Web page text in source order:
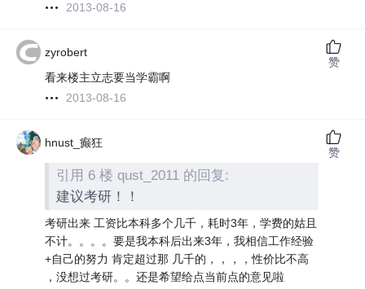
2013-08-16
zyrobert
看来楼主立志要当学霸啊
2013-08-16
赞
hnust_癫狂
引用 6 楼 qust_2011 的回复:
建议考研！！
考研出来 工资比本科多个几千，耗时3年，学费的姑且
不计。。。。要是我本科后出来3年，我相信工作经验
+自己的努力 肯定超过那 几千的，，，，性价比不高
，没想过考研。。还是希望给点当前点的意见啦
赞